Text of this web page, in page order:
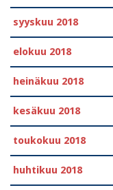
syyskuu 2018
elokuu 2018
heinäkuu 2018
kesäkuu 2018
toukokuu 2018
huhtikuu 2018